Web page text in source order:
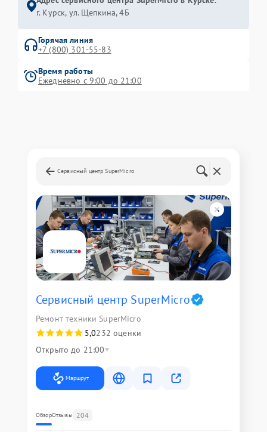
г. Курск, ул. Щепкина, 4Б
Горячая линия
+7 (800) 301-55-83
Время работы
Ежедневно с 9:00 до 21:00
Сервисный центр SuperMicro
Сервисный центр SuperMicro
Ремонт техники SuperMicro
5,0232 оценки
Открыто до 21:00
Маршрут
ОбзорОтзывы 204